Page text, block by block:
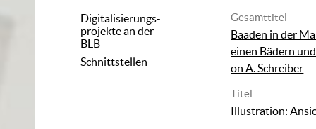
Digitalisierungs-
projekte an der
BLB
Schnittstellen
Gesamttitel
Baaden in der
einen Bädern
on A. Schreiber
Titel
Illustration: